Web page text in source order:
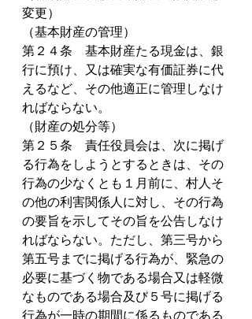
変更）
（基本財産の管理）
第２４条　基本財産たる現金は、銀
行に預け、又は確実な有価証券に代
えるなど、その他適正に管理しなけ
ればならない。
（財産の処分等）
第２５条　責任役員会は、次に掲げ
る行為をしようとするときは、その
行為の少なくとも１月前に、村人そ
の他の利害関係人に対し、その行為
の要旨を示してその旨を公告しなけ
ればならない。ただし、第三号から
第五号までに掲げる行為が、緊急の
必要に基づく物である場合又は軽微
なものである場合及び５号に掲げる
行為が一時の期間に係るものである